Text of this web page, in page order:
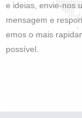
e ideias, envie-nos
mensagem e
emos o mais
possível.